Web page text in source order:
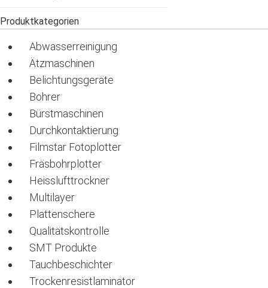
Produktkategorien
Abwasserreinigung
Ätzmaschinen
Belichtungsgeräte
Bohrer
Bürstmaschinen
Durchkontaktierung
Filmstar Fotoplotter
Fräsbohrplotter
Heisslufttrockner
Multilayer
Plattenschere
Qualitätskontrolle
SMT Produkte
Tauchbeschichter
Trockenresistlaminator